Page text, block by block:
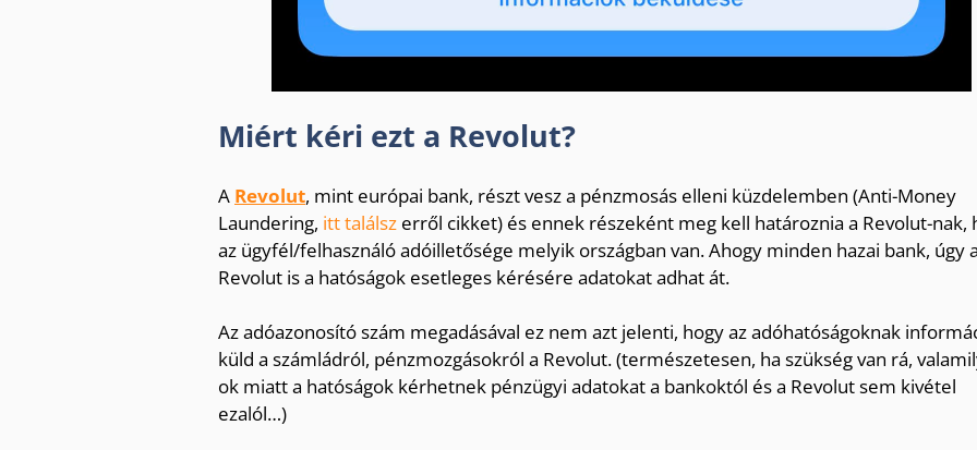
Miért kéri ezt a Revolut?
A Revolut, mint európai bank, részt vesz a pénzmosás elleni küzdelemben (Anti-Money
Laundering, itt találszerről cikket) és ennek részeként meg kell határoznia a Revolut-nak,
az ügyfél/felhasználó adóilletősége melyik országban van. Ahogy minden hazai bank, úgy a
Revolut is a hatóságok esetleges kérésére adatokat adhat át.
Az adóazonosító szám megadásával ez nem azt jelenti, hogy az adóhatóságoknak
küld a számládról, pénzmozgásokról a Revolut. (természetesen, ha szükség van rá,
ok miatt a hatóságok kérhetnek pénzügyi adatokat a bankoktól és a Revolut sem kivétel
ezalól…)